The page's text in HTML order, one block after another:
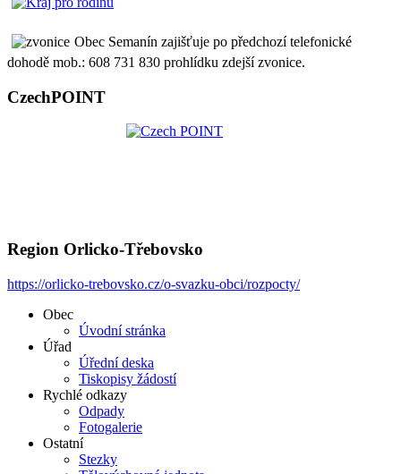
Obec Semanín zajišťuje po předchozí telefonické
dohodě mob.: 608 731 830 prohlídku zdejší zvonice.
CzechPOINT
Region Orlicko-Třebovsko
https://orlicko-trebovsko.cz/o-svazku-obci/rozpocty/
Obec
Úvodní stránka
Úřad
Úřední deska
Tiskopisy žádostí
Rychlé odkazy
Odpady
Fotogalerie
Ostatní
Stezky